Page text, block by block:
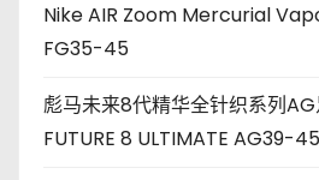
Nike AIR Zoom Mercurial
FG35-45
彪马未来8代精华全针织系列
FUTURE 8 ULTIMATE AG39-45